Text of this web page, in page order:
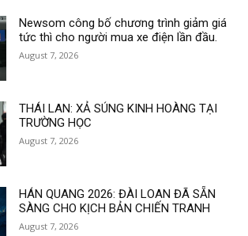
Newsom công bố chương trình giảm giá
tức thì cho người mua xe điện lần đầu.
August 7, 2026
THÁI LAN: XẢ SÚNG KINH HOÀNG TẠI
TRƯỜNG HỌC
August 7, 2026
HÁN QUANG 2026: ĐÀI LOAN ĐÃ SẴN
SÀNG CHO KỊCH BẢN CHIẾN TRANH
August 7, 2026